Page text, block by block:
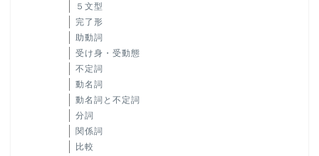
５文型
完了形
助動詞
受け身・受動態
不定詞
動名詞
動名詞と不定詞
分詞
関係詞
比較